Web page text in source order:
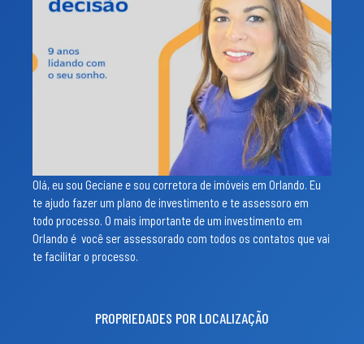
Olá, eu sou Geciane e sou corretora de imóveis em Orlando. Eu
te ajudo fazer um plano de investimento e te assessoro em
todo processo. O mais importante de um investimento em
Orlando é você ser assessorado com todos os contatos que vai
te facilitar o processo.
PROPRIEDADES POR LOCALIZAÇÃO